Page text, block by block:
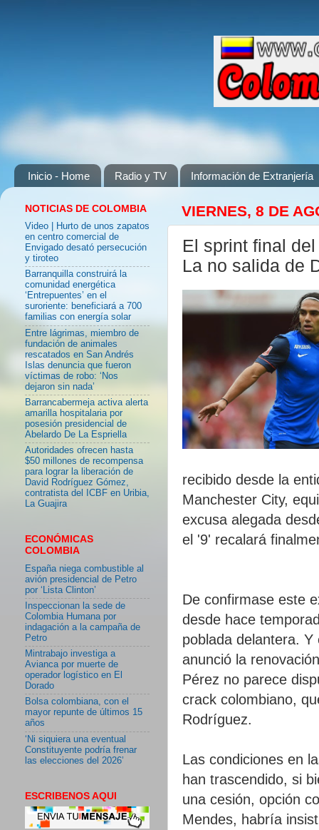
Inicio - Home Radio y TV Información de Extranjería
VIERNES, 8 DE
El sprint final
La no salida de
recibido desde la
Manchester City,
excusa alegada
el '9' recalará
De confirmase este
desde hace
poblada delantera.
anunció la
Pérez no parece
crack colombiano,
Rodríguez.
Las condiciones en
han trascendido, si
una cesión, opción
Mendes, habría
NOTICIAS DE COLOMBIA
Video | Hurto de unos zapatos
en centro comercial de
Envigado desató persecución
y tiroteo
Barranquilla construirá la
comunidad energética
‘Entrepuentes’ en el
suroriente: beneficiará a 700
familias con energía solar
Entre lágrimas, miembro de
fundación de animales
rescatados en San Andrés
Islas denuncia que fueron
víctimas de robo: ‘Nos
dejaron sin nada’
Barrancabermeja activa alerta
amarilla hospitalaria por
posesión presidencial de
Abelardo De La Espriella
Autoridades ofrecen hasta
$50 millones de recompensa
para lograr la liberación de
David Rodríguez Gómez,
contratista del ICBF en Uribia,
La Guajira
ECONÓMICAS
COLOMBIA
España niega combustible al
avión presidencial de Petro
por ‘Lista Clinton’
Inspeccionan la sede de
Colombia Humana por
indagación a la campaña de
Petro
Mintrabajo investiga a
Avianca por muerte de
operador logístico en El
Dorado
Bolsa colombiana, con el
mayor repunte de últimos 15
años
‘Ni siquiera una eventual
Constituyente podría frenar
las elecciones del 2026’
ESCRIBENOS AQUI